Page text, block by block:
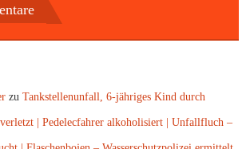
zuTankstellenunfall, 6-jähriges Kind durch
| Pedelecfahrer alkoholisiert | Unfallfluch –